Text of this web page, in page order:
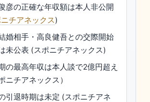
彦の正確な年収額は本人非公開
チアネックス)
婚相手・高良健吾との交際開始
未公表 (スポニチアネックス)
の最高年収は本人談で2億円超え
ニチアネックス）
引退時期は未定 (スポニチアネ